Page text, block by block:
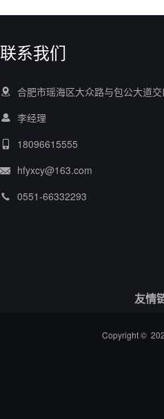
联系我们
合肥市瑶海区大众路与包公大道
李经理
18096615555
hfyxcy@163.com
0551-66332293
友情
Copyright ©